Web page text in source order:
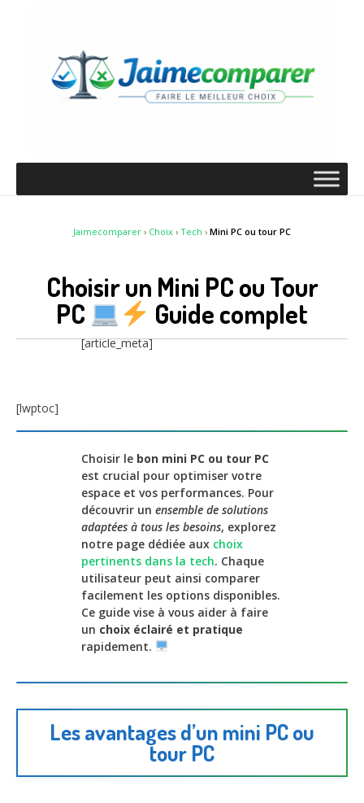
Jaimecomparer › Choix › Tech › Mini PC ou tour PC
Choisir un Mini PC ou Tour
PC
Guide complet
[article_meta]
[lwptoc]
Choisir le bon mini PC ou tour PC
est crucial pour optimiser votre
espace et vos performances. Pour
découvrir un ensemble de solutions
adaptées à tous les besoins, explorez
notre page dédiée aux choix
pertinents dans la tech. Chaque
utilisateur peut ainsi comparer
facilement les options disponibles.
Ce guide vise à vous aider à faire
un choix éclairé et pratique
rapidement.
Les avantages d’un mini PC ou
tour PC